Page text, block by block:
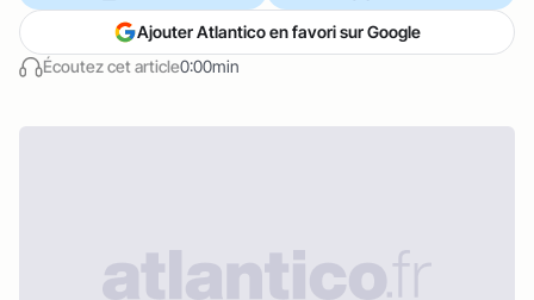
Écoutez cet article0:00min
Ajouter Atlantico en favori sur Google